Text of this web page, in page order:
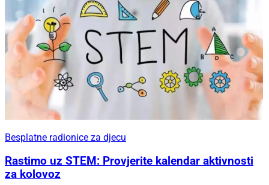
Besplatne radionice za djecu
Rastimo uz STEM: Provjerite kalendar aktivnosti
za kolovoz